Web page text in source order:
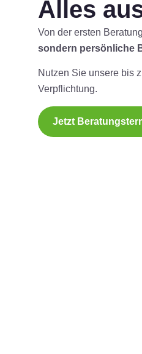
Alles
Von der ersten
sondern persönliche
Nutzen Sie unsere bis
Verpflichtung.
Jetzt